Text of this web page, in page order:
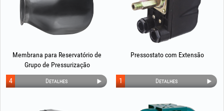
Membrana para Reservatório de
Grupo de Pressurização
EvoSanitary®
Detalhes
4
Pressostato com Extensão
Detalhes
1